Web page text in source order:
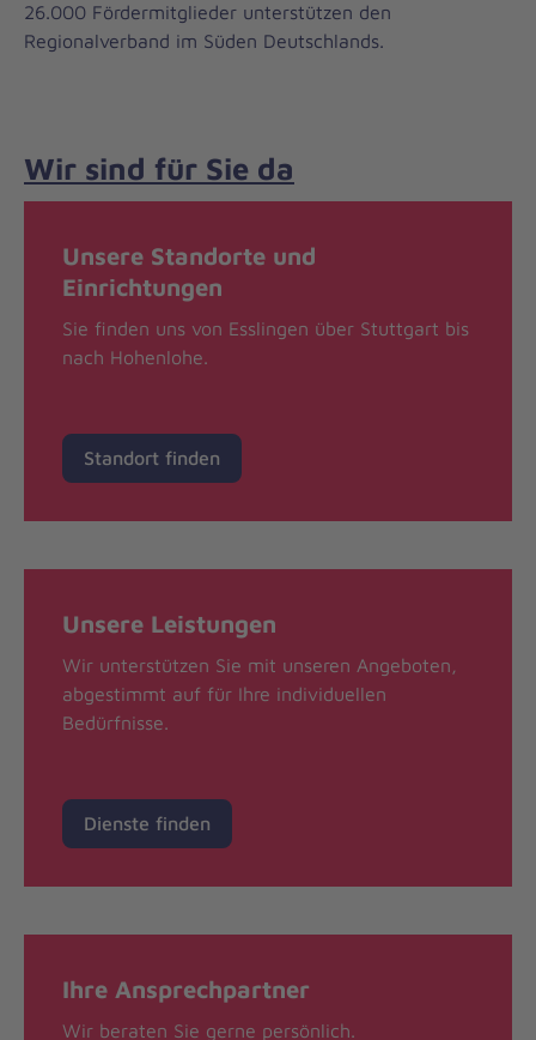
26.000 Fördermitglieder unterstützen den
Regionalverband im Süden Deutschlands.
Wir sind für Sie da
Unsere Standorte und
Einrichtungen
Sie finden uns von Esslingen über Stuttgart bis
nach Hohenlohe.
Standort finden
Unsere Leistungen
Wir unterstützen Sie mit unseren Angeboten,
abgestimmt auf für Ihre individuellen
Bedürfnisse.
Dienste finden
Ihre Ansprechpartner
Wir beraten Sie gerne persönlich.